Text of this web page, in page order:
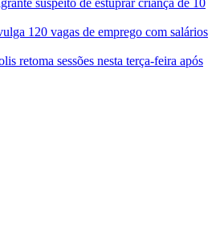
suspeito de estuprar criança de 10
120 vagas de emprego com salários
retoma sessões nesta terça-feira após